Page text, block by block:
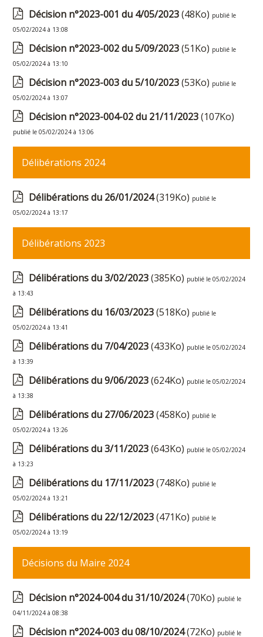
Décision n°2023-001 du 4/05/2023(48Ko) publié le
05/02/2024 à 13:08
Décision n°2023-002 du 5/09/2023(51Ko) publié le
05/02/2024 à 13:10
Décision n°2023-003 du 5/10/2023(53Ko) publié le
05/02/2024 à 13:07
Décision n°2023-004-02 du 21/11/2023(107Ko)
publié le 05/02/2024 à 13:06
Délibérations 2024
Délibérations du 26/01/2024(319Ko) publié le
05/02/2024 à 13:17
Délibérations 2023
Délibérations du 3/02/2023(385Ko) publié le 05/02/2024
à 13:43
Délibérations du 16/03/2023(518Ko) publié le
05/02/2024 à 13:41
Délibérations du 7/04/2023(433Ko) publié le 05/02/2024
à 13:39
Délibérations du 9/06/2023(624Ko) publié le 05/02/2024
à 13:38
Délibérations du 27/06/2023(458Ko) publié le
05/02/2024 à 13:26
Délibérations du 3/11/2023(643Ko) publié le 05/02/2024
à 13:23
Délibérations du 17/11/2023(748Ko) publié le
05/02/2024 à 13:21
Délibérations du 22/12/2023(471Ko) publié le
05/02/2024 à 13:19
Décisions du Maire 2024
Décision n°2024-004 du 31/10/2024(70Ko) publié le
04/11/2024 à 08:38
Décision n°2024-003 du 08/10/2024(72Ko) publié le